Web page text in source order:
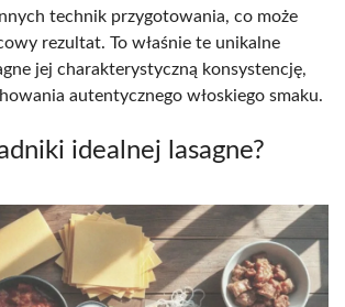
technik przygotowania, co może
rezultat. To właśnie te unikalne
jej charakterystyczną konsystencję,
autentycznego włoskiego smaku.
idealnej lasagne?